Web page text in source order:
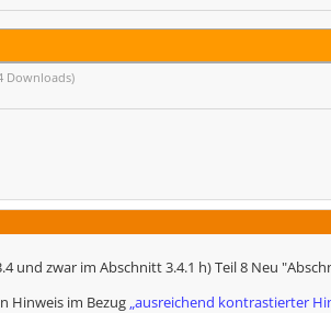
Downloads)
und zwar im Abschnitt 3.4.1 h) Teil 8 Neu
Hinweis im Bezug „ausreichend kontrastierter